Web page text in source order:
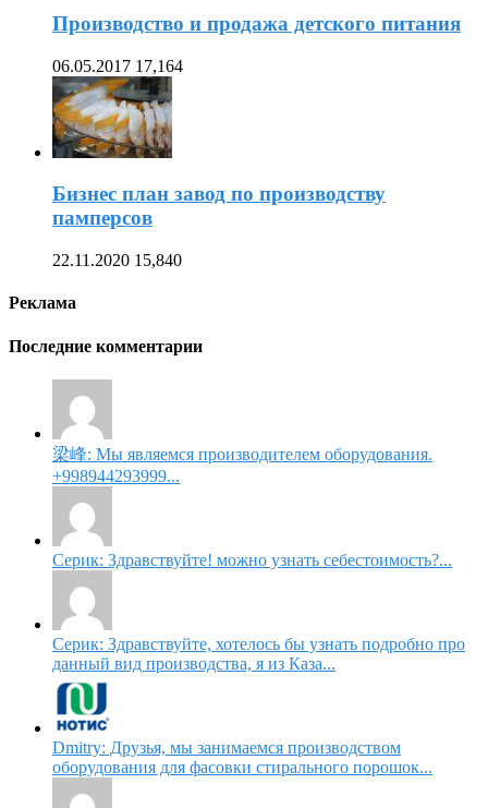
Производство и продажа детского питания
06.05.2017 17,164
Бизнес план завод по производству
памперсов
22.11.2020 15,840
Реклама
Последние комментарии
梁峰: Мы являемся производителем оборудования.
+998944293999...
Серик: Здравствуйте! можно узнать себестоимость?...
Серик: Здравствуйте, хотелось бы узнать подробно про
данный вид производства, я из Каза...
Dmitry: Друзья, мы занимаемся производством
оборудования для фасовки стирального порошок...